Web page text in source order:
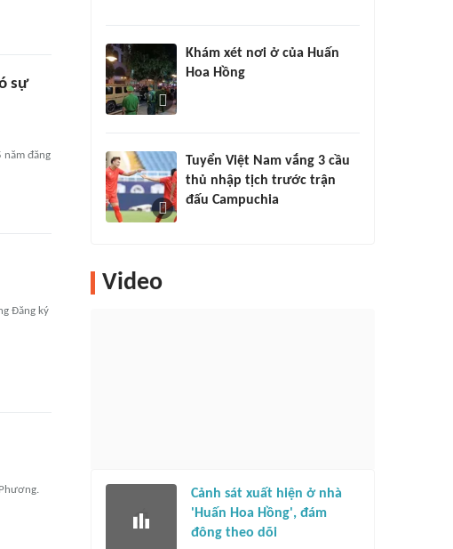
sự
năm đăng
Đăng ký
Khám xét nơi ở của Huấn
Hoa Hồng
Tuyển Việt Nam vắng 3 cầu
thủ nhập tịch trước trận
đấu Campuchia
Video
Cảnh sát xuất hiện ở nhà
'Huấn Hoa Hồng', đám
đông theo dõi